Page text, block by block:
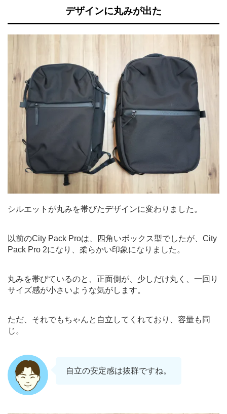
デザインに丸みが出た
シルエットが丸みを帯びたデザインに変わりました。
以前のCity Pack Proは、四角いボックス型でしたが、City
Pack Pro 2になり、柔らかい印象になりました。
丸みを帯びているのと、正面側が、少しだけ丸く、一回り
サイズ感が小さいような気がします。
ただ、それでもちゃんと自立してくれており、容量も同
じ。
自立の安定感は抜群ですね。